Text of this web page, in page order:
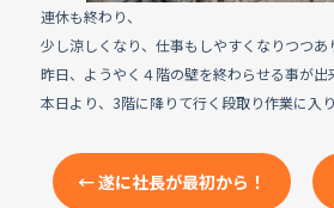
連休も終わり、
少し涼しくなり、仕事もしやすくなりつつあ
昨日、ようやく４階の壁を終わらせる事が出
本日より、3階に降りて行く段取り作業に入
←遂に社長が最初から！